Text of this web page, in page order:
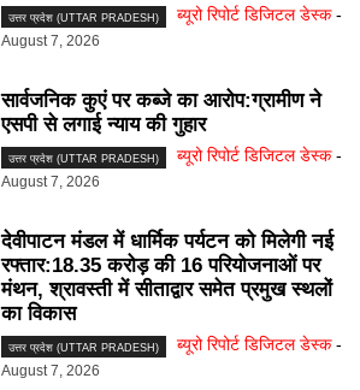
उत्तर प्रदेश (UTTAR PRADESH) ब्यूरो रिपोर्ट डिजिटल डेस्क -
August 7, 2026
सार्वजनिक कुएं पर कब्जे का आरोप:ग्रामीण ने
एसपी से लगाई न्याय की गुहार
उत्तर प्रदेश (UTTAR PRADESH) ब्यूरो रिपोर्ट डिजिटल डेस्क -
August 7, 2026
देवीपाटन मंडल में धार्मिक पर्यटन को मिलेगी नई
रफ्तार:18.35 करोड़ की 16 परियोजनाओं पर
मंथन, श्रावस्ती में सीताद्वार समेत प्रमुख स्थलों
का विकास
उत्तर प्रदेश (UTTAR PRADESH) ब्यूरो रिपोर्ट डिजिटल डेस्क -
August 7, 2026